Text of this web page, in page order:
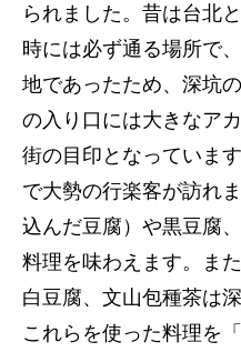
られました。昔は台北
時には必ず通る場所で
地であったため、深坑
の入り口には大きなア
街の目印となっていま
で大勢の行楽客が訪れ
込んだ豆腐）や黒豆腐
料理を味わえます。ま
白豆腐、文山包種茶は
これらを使った料理を